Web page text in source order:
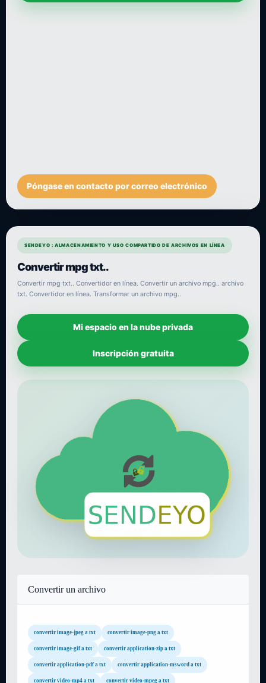
Póngase en contacto por correo electrónico
SENDEYO : ALMACENAMIENTO Y USO COMPARTIDO DE ARCHIVOS EN LÍNEA
Convertir mpg txt..
Convertir mpg txt.. Convertidor en línea. Convertir un archivo mpg.. archivo
txt. Convertidor en línea. Transformar un archivo mpg..
Mi espacio en la nube privada
Inscripción gratuita
Convertir un archivo
convertir image-jpeg a txt convertir image-png a txt
convertir image-gif a txt convertir application-zip a txt
convertir application-pdf a txt convertir application-msword a txt
convertir video-mp4 a txt convertir video-mpeg a txt